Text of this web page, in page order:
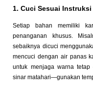
1. Cuci Sesuai Instruksi
Setiap bahan memiliki
penanganan khusus.
sebaiknya dicuci
mencuci dengan air panas
untuk menjaga warna
sinar matahari—gunakan